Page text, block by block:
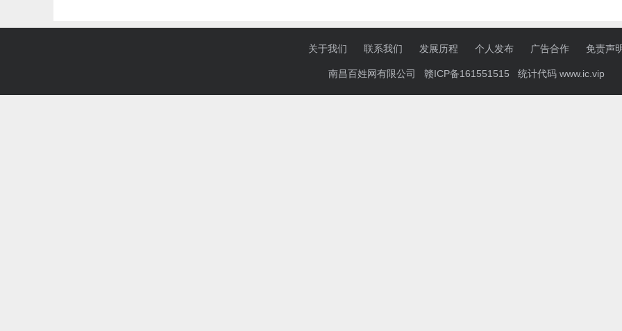
关于我们 联系我们 发展历程 个人发布 广告合作 免责声
南昌百姓网有限公司 赣ICP备161551515 统计代码 www.ic.vip